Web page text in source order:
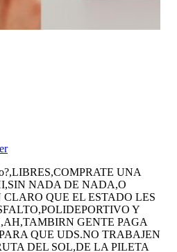
UNA
NADA DE NADA,O
QUE EL ESTADO LES
Y
GENTE PAGA
QUE UDS.NO TRABAJEN
DEL SOL,DE LA PILETA